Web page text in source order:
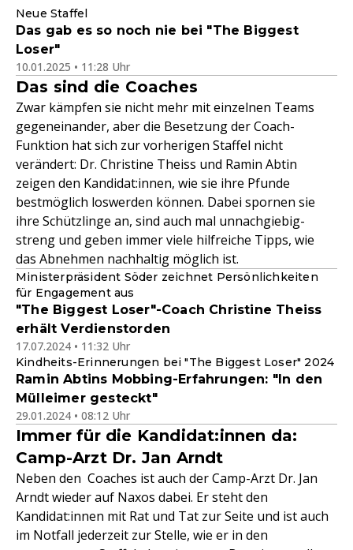
Neue Staffel
Das gab es so noch nie bei "The Biggest
Loser"
10.01.2025 • 11:28 Uhr
Das sind die Coaches
Zwar kämpfen sie nicht mehr mit einzelnen Teams
gegeneinander, aber die Besetzung der Coach-
Funktion hat sich zur vorherigen Staffel nicht
verändert: Dr. Christine Theiss und Ramin Abtin
zeigen den Kandidat:innen, wie sie ihre Pfunde
bestmöglich loswerden können. Dabei spornen sie
ihre Schützlinge an, sind auch mal unnachgiebig-
streng und geben immer viele hilfreiche Tipps, wie
das Abnehmen nachhaltig möglich ist.
Ministerpräsident Söder zeichnet Persönlichkeiten
für Engagement aus
"The Biggest Loser"-Coach Christine Theiss
erhält Verdienstorden
17.07.2024 • 11:32 Uhr
Kindheits-Erinnerungen bei "The Biggest Loser" 2024
Ramin Abtins Mobbing-Erfahrungen: "In den
Mülleimer gesteckt"
29.01.2024 • 08:12 Uhr
Immer für die Kandidat:innen da:
Camp-Arzt Dr. Jan Arndt
Neben den Coaches ist auch der Camp-Arzt Dr. Jan
Arndt wieder auf Naxos dabei. Er steht den
Kandidat:innen mit Rat und Tat zur Seite und ist auch
im Notfall jederzeit zur Stelle, wie er in den